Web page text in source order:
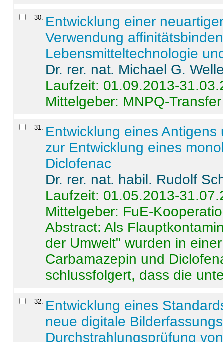
30. Entwicklung einer
Verwendung
Lebensmitteltechnologie
Dr. rer. nat. Michael G.
Laufzeit: 01.09.2013-
Mittelgeber: MNPQ-Transfer
31. Entwicklung eines
zur Entwicklung eines
Diclofenac
Dr. rer. nat. habil. Rudolf
Laufzeit: 01.05.2013-
Mittelgeber: FuE-
Abstract:Als
der Umwelt" wurden in
Carbamazepin und
schlussfolgert, dass die
32. Entwicklung eines
neue digitale
Durchstrahlungsprüfung